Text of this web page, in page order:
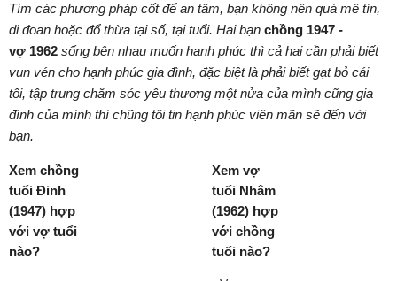
Tìm các phương pháp cốt để an tâm, bạn không nên quá mê tín,
di đoan hoặc đổ thừa tại số, tại tuổi. Hai bạn chồng 1947 -
vợ 1962 sống bên nhau muốn hạnh phúc thì cả hai cần phải biết
vun vén cho hạnh phúc gia đình, đặc biệt là phải biết gạt bỏ cái
tôi, tập trung chăm sóc yêu thương một nửa của mình cũng gia
đình của mình thì chũng tôi tin hạnh phúc viên mãn sẽ đến với
bạn.
Xem chồng
tuổi Đinh
(1947) hợp
với vợ tuổi
nào?
Xem vợ
tuổi Nhâm
(1962) hợp
với chồng
tuổi nào?